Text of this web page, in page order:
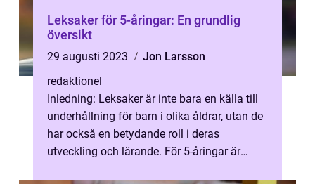
Leksaker för 5-åringar: En grundlig
översikt
29 augusti 2023
Jon Larsson
redaktionel
Inledning: Leksaker är inte bara en källa till
underhållning för barn i olika åldrar, utan de
har också en betydande roll i deras
utveckling och lärande. För 5-åringar är